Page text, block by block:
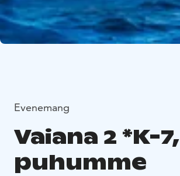
Evenemang
Vaiana 2 *K-7,
puhumme